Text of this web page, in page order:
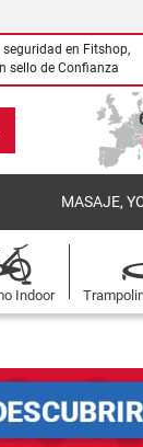
en Fitshop,
sello de Confianza
MASAJE,
Indoor